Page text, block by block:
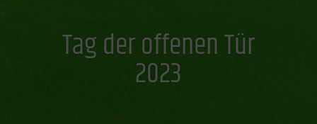
Tag der offenen Tür
2023